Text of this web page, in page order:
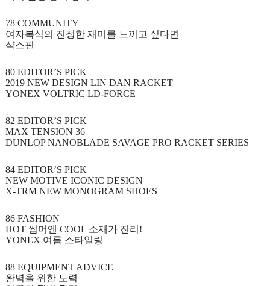
78 COMMUNITY
여자복식의 진정한 재미를 느끼고 싶다면
샥스핀
80 EDITOR’S PICK
2019 NEW DESIGN LIN DAN RACKET
YONEX VOLTRIC LD-FORCE
82 EDITOR’S PICK
MAX TENSION 36
DUNLOP NANOBLADE SAVAGE PRO RACKET SERIES
84 EDITOR’S PICK
NEW MOTIVE ICONIC DESIGN
X-TRM NEW MONOGRAM SHOES
86 FASHION
HOT 썸머엔 COOL 소재가 진리 !
YONEX 여름 스타일링
88 EQUIPMENT ADVICE
완벽을 위한 노력